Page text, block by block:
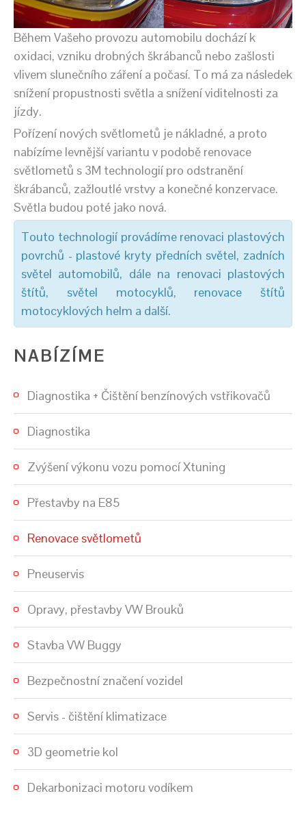
Během Vašeho provozu automobilu dochází k
oxidaci, vzniku drobných škrábanců nebo zašlosti
vlivem slunečního záření a počasí. To má za následek
snížení propustnosti světla a snížení viditelnosti za
jízdy.
Pořízení nových světlometů je nákladné, a proto
nabízíme levnější variantu v podobě renovace
světlometů s 3M technologií pro odstranění
škrábanců, zažloutlé vrstvy a konečné konzervace.
Světla budou poté jako nová.
Touto technologií provádíme renovaci plastových
povrchů - plastové kryty předních světel, zadních
světel automobilů, dále na renovaci plastových
štítů, světel motocyklů, renovace štítů
motocyklových helm a další.
NABÍZÍME
Diagnostika + Čištění benzínových vstřikovačů
Diagnostika
Zvýšení výkonu vozu pomocí Xtuning
Přestavby na E85
Renovace světlometů
Pneuservis
Opravy, přestavby VW Brouků
Stavba VW Buggy
Bezpečnostní značení vozidel
Servis - čištění klimatizace
3D geometrie kol
Dekarbonizaci motoru vodíkem